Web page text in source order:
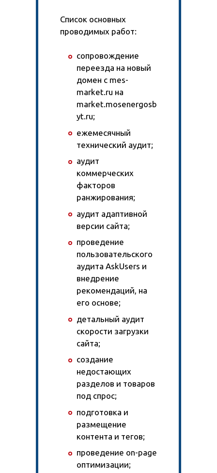
Список основных
проводимых работ:
сопровождение
переезда на новый
домен с mes-
market.ru на
market.mosenergosb
yt.ru;
ежемесячный
технический аудит;
аудит
коммерческих
факторов
ранжирования;
аудит адаптивной
версии сайта;
проведение
пользовательского
аудита AskUsers и
внедрение
рекомендаций, на
его основе;
детальный аудит
скорости загрузки
сайта;
создание
недостающих
разделов и товаров
под спрос;
подготовка и
размещение
контента и тегов;
проведение on-page
оптимизации;